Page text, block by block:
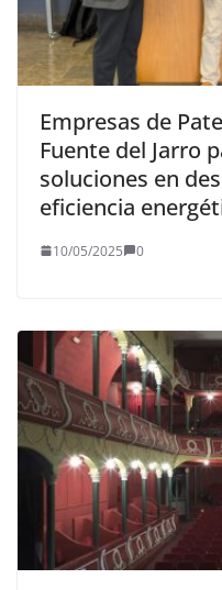
Empresas de
Fuente del Jarro
soluciones en
eficiencia
10/05/2025 0